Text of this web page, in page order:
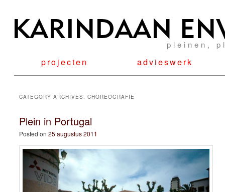
pleinen,
projecten advieswerk
CATEGORY ARCHIVES: CHOREOGRAFIE
Plein in Portugal
Posted on 25 augustus 2011